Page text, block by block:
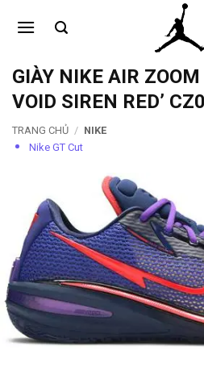
qua
dungGIÀY NIKE AIR ZOOM
VOID SIREN RED’
TRANG CHỦ / NIKE
Nike GT Cut